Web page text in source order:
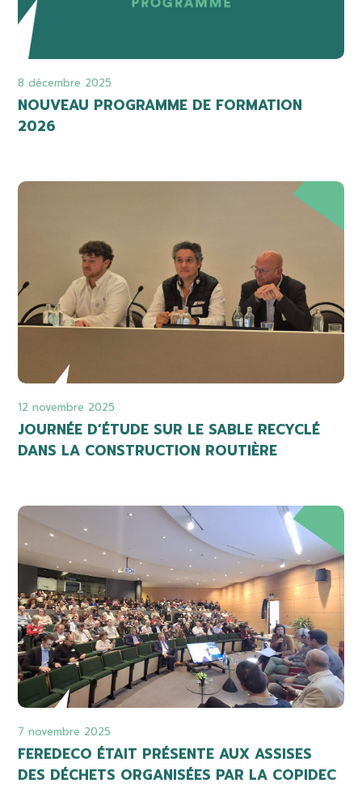
8 décembre 2025
NOUVEAU PROGRAMME DE FORMATION
2026
12 novembre 2025
JOURNÉE D’ÉTUDE SUR LE SABLE RECYCLÉ
DANS LA CONSTRUCTION ROUTIÈRE
7 novembre 2025
FEREDECO ÉTAIT PRÉSENTE AUX ASSISES
DES DÉCHETS ORGANISÉES PAR LA COPIDEC